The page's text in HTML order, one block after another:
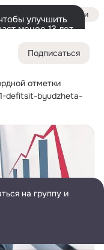
Подписаться
отметки
defitsit-byudzheta-
Войти
улучшить
менее 13 лет,
ваш законный
на группу и